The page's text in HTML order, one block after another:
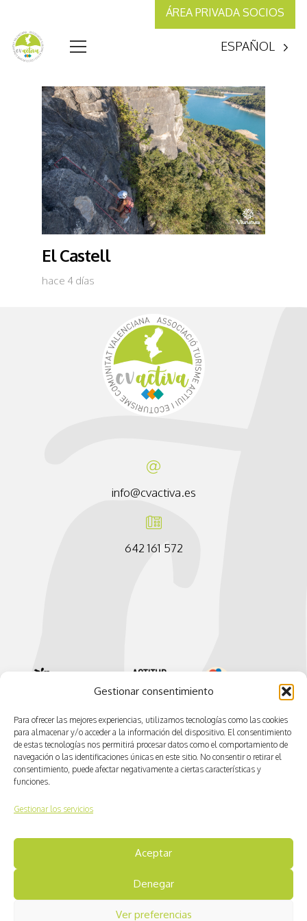
Gestionar consentimiento
Para ofrecer las mejores experiencias, utilizamos tecnologías como las cookies
para almacenar y/o acceder a la información del dispositivo. El consentimiento
de estas tecnologías nos permitirá procesar datos como el comportamiento de
navegación o las identificaciones únicas en este sitio. No consentir o retirar el
consentimiento, puede afectar negativamente a ciertas características y
funciones.
Gestionar los servicios
Aceptar
Denegar
Ver preferencias
ÁREA PRIVADA SOCIOS
ESPAÑOL
El Castell
hace 4 días
info@cvactiva.es
642 161 572